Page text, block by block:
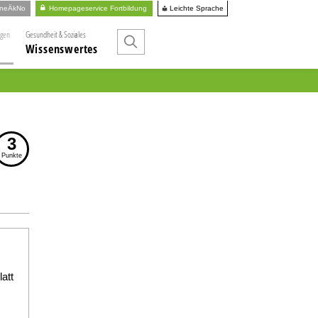
Homepageservice Fortbildung Leichte Sprache
Gesundheit & Soziales
Wissenswertes
3
Punkte